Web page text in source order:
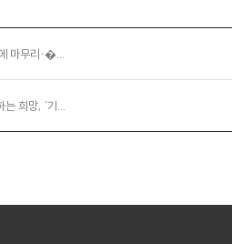
마무리·�...
희망, ‘기...